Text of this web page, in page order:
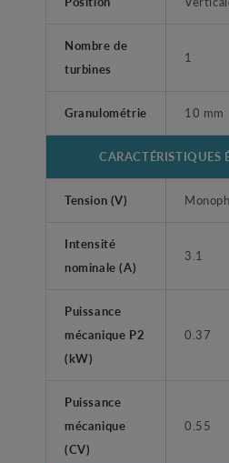
Nombre de
turbines
1
Granulométrie 10 mm
CARACTÉRISTIQUES
Tension (V)
Intensité
nominale (A)
3.1
Puissance
mécanique P2
(kW)
0.37
Puissance
mécanique
(CV)
0.55